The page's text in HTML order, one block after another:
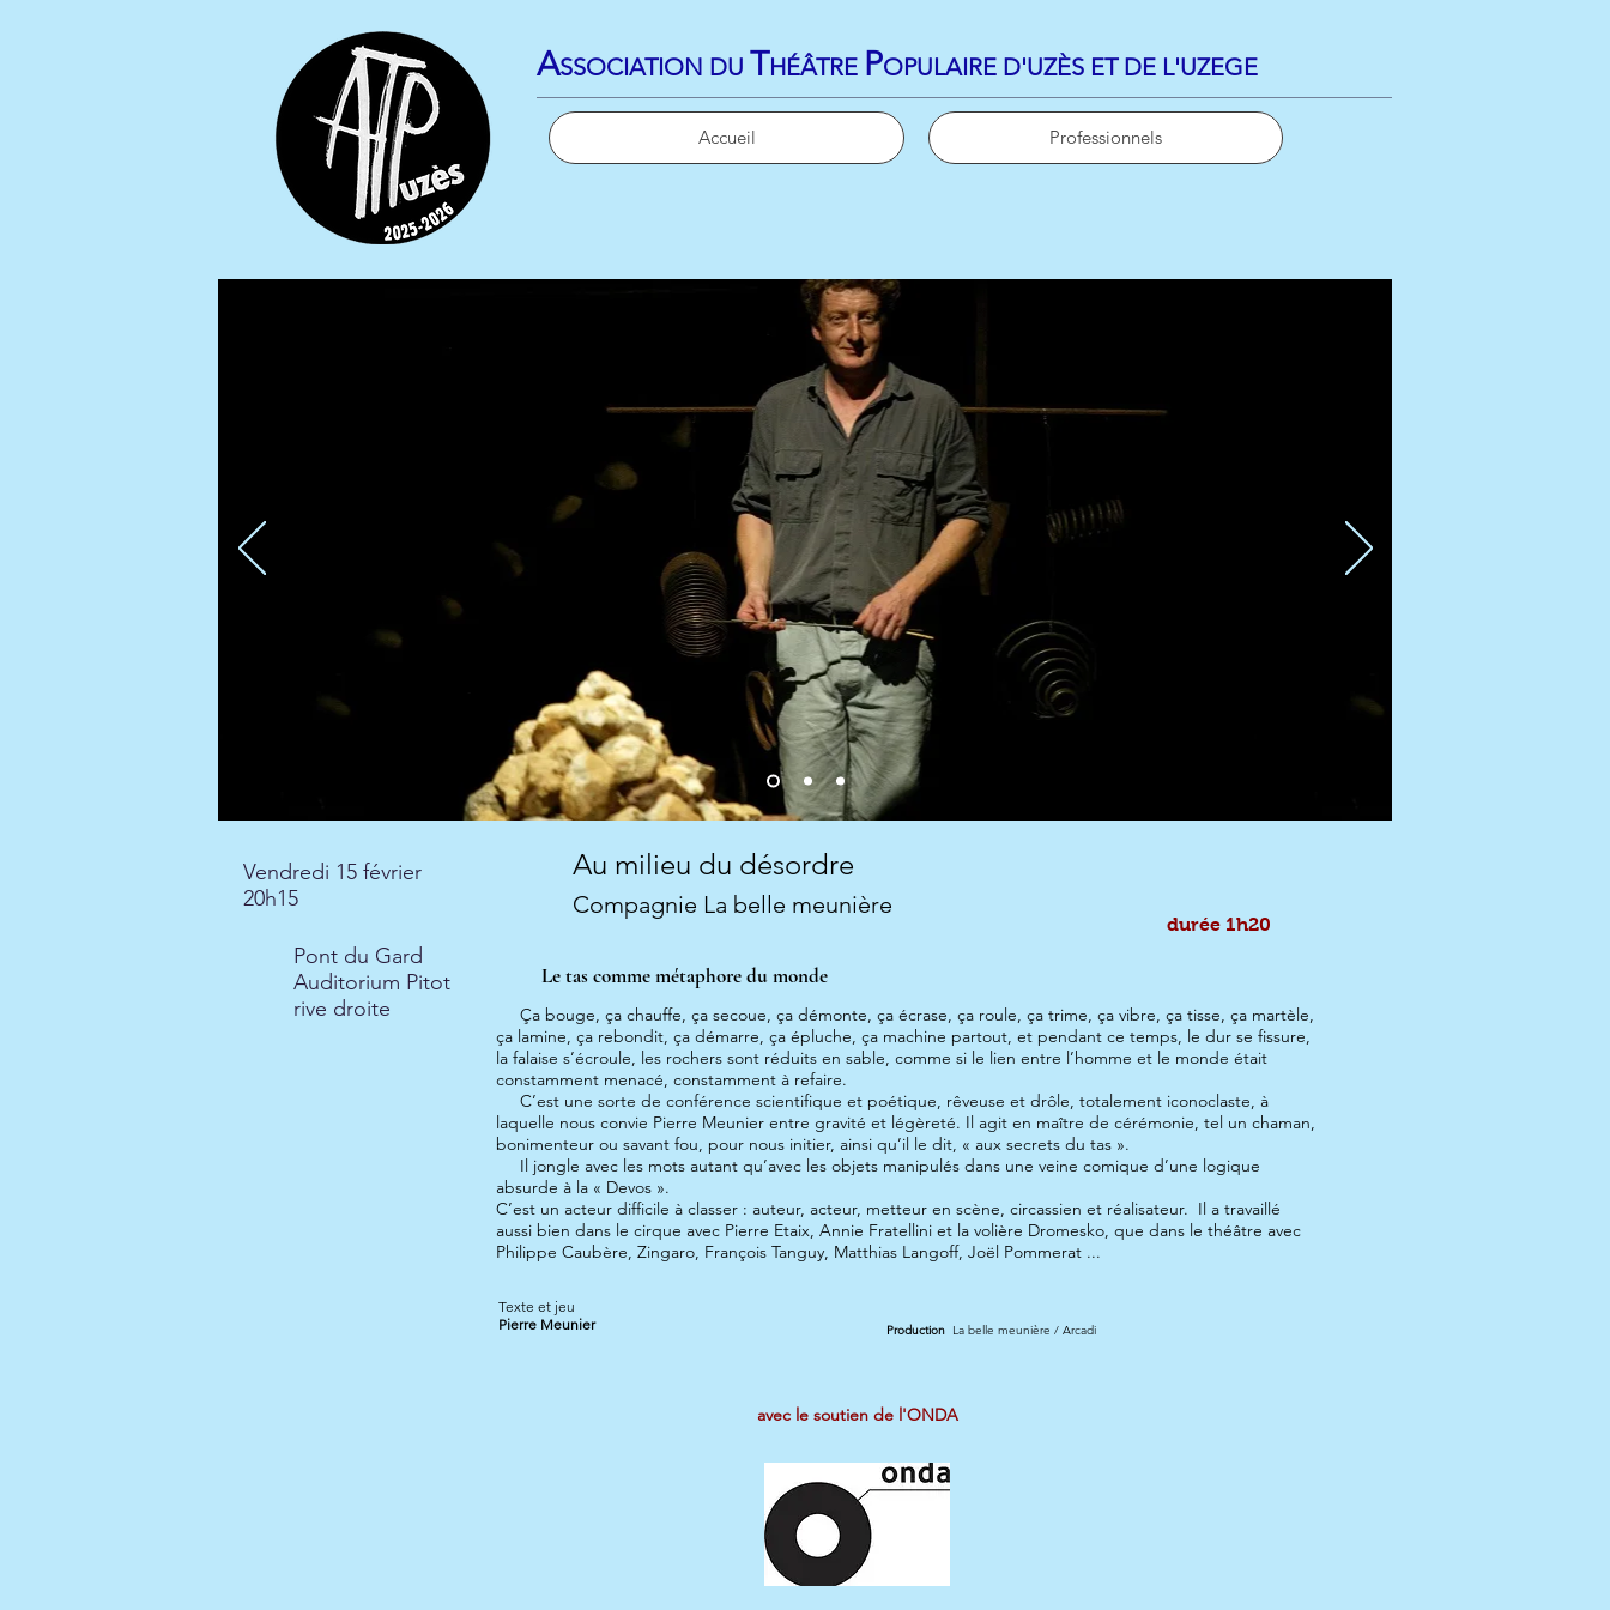
​ASSOCIATION DU THÉÂTRE POPULAIRE D'UZÈS ET DE L'UZEGE
Accueil Professionnels
Vendredi 15 février
20h15
Pont du Gard
Auditorium Pitot
rive droite
Au milieu du désordre
Compagnie La belle meunière
durée 1h20
Le tas comme métaphore du monde
Ça bouge, ça chauffe, ça secoue, ça démonte, ça écrase, ça roule, ça trime, ça vibre, ça tisse, ça martèle,
ça lamine, ça rebondit, ça démarre, ça épluche, ça machine partout, et pendant ce temps, le dur se fissure,
la falaise s’écroule, les rochers sont réduits en sable, comme si le lien entre l’homme et le monde était
constamment menacé, constamment à refaire.
C’est une sorte de conférence scientifique et poétique, rêveuse et drôle, totalement iconoclaste, à
laquelle nous convie Pierre Meunier entre gravité et légèreté. Il agit en maître de cérémonie, tel un chaman,
bonimenteur ou savant fou, pour nous initier, ainsi qu’il le dit, « aux secrets du tas ».
Il jongle avec les mots autant qu’avec les objets manipulés dans une veine comique d’une logique
absurde à la « Devos ».
C’est un acteur difficile à classer : auteur, acteur, metteur en scène, circassien et réalisateur. Il a travaillé
aussi bien dans le cirque avec Pierre Etaix, Annie Fratellini et la volière Dromesko, que dans le théâtre avec
Philippe Caubère, Zingaro, François Tanguy, Matthias Langoff, Joël Pommerat ...
Texte et jeu
Pierre Meunier
Production La belle meunière / Arcadi
avec le soutien de l'ONDA